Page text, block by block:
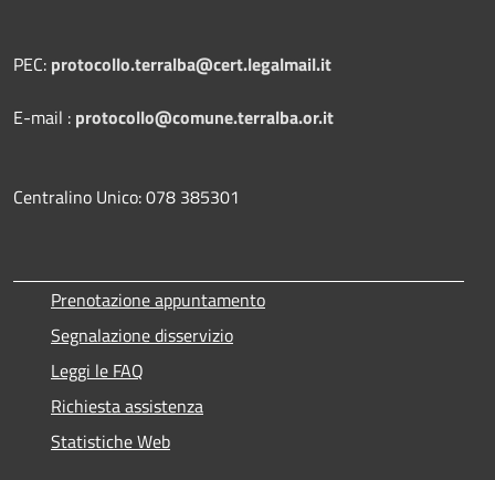
PEC: protocollo.terralba@cert.legalmail.it
E-mail : protocollo@comune.terralba.or.it
Centralino Unico: 078 385301
Prenotazione appuntamento
Segnalazione disservizio
Leggi le FAQ
Richiesta assistenza
Statistiche Web